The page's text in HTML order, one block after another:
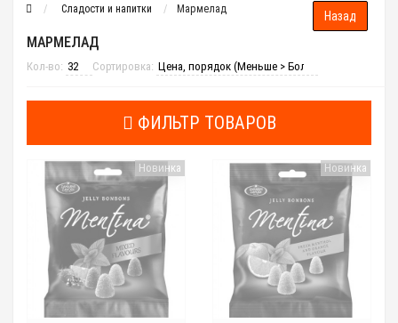
Сладости и напитки Мармелад
МАРМЕЛАД
Кол-во: Сортировка:
ФИЛЬТР ТОВАРОВ
Новинка Новинка